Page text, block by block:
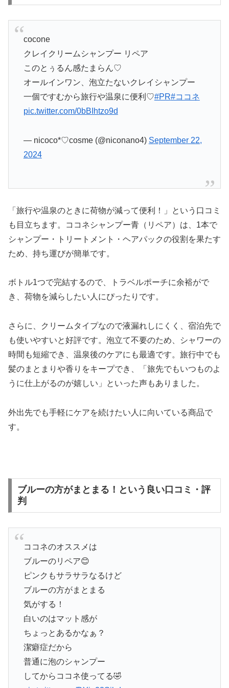
cocone
クレイクリームシャンプー リペア
このとぅるん感たまらん♡
オールインワン、泡立たないクレイシャンプー
一個ですむから旅行や温泉に便利♡#PR#ココネ
pic.twitter.com/0bBIhtzo9d
— nicoco*♡cosme (@niconano4) September 22,
2024
「旅行や温泉のときに荷物が減って便利！」という口コミ
も目立ちます。ココネシャンプー青（リペア）は、1本で
シャンプー・トリートメント・ヘアパックの役割を果たす
ため、持ち運びが簡単です。
ボトル1つで完結するので、トラベルポーチに余裕がで
き、荷物を減らしたい人にぴったりです。
さらに、クリームタイプなので液漏れしにくく、宿泊先で
も使いやすいと好評です。泡立て不要のため、シャワーの
時間も短縮でき、温泉後のケアにも最適です。旅行中でも
髪のまとまりや香りをキープでき、「旅先でもいつものよ
うに仕上がるのが嬉しい」といった声もありました。
外出先でも手軽にケアを続けたい人に向いている商品で
す。
ブルーの方がまとまる！という良い口コミ・評
判
ココネのオススメは
ブルーのリペア😊
ピンクもサラサラなるけど
ブルーの方がまとまる
気がする！
白いのはマット感が
ちょっとあるかなぁ？
潔癖症だから
普通に泡のシャンプー
してからココネ使ってる🤣